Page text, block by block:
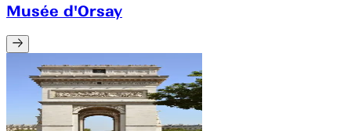
Musée d'Orsay